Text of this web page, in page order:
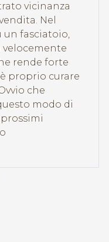
Ma che dico
da
fatto del letto
sulla
sul